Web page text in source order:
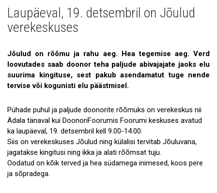
Uudised
Galerii
Koostöö
Tule tööle!
Andmekaitse
Laupäeval, 19. detsembril on Jõulud
verekeskuses
Jõulud on rõõmu ja rahu aeg. Hea tegemise aeg. Verd
loovutades saab doonor teha paljude abivajajate jaoks elu
suurima kingituse, sest pakub asendamatut tuge nende
tervise või kogunisti elu päästmisel.
Pühade puhul ja paljude doonorite rõõmuks on verekeskus nii
Ädala tänaval kui DoonoriFoorumis Foorumi keskuses avatud
ka laupäeval, 19. detsembril kell 9.00-14.00.
Siis on verekeskuses Jõulud ning külalisi tervitab Jõuluvana,
jagatakse kingitusi ning ikka ja alati rõõmsat tuju.
Oodatud on kõik terved ja hea südamega inimesed, koos pere
ja sõpradega.